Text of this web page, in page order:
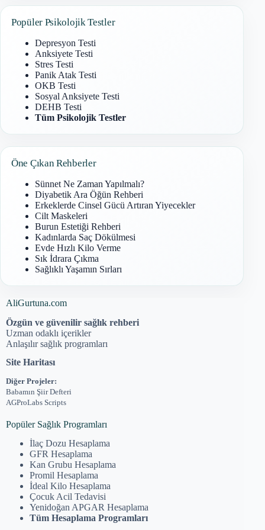
Popüler Psikolojik Testler
Depresyon Testi
Anksiyete Testi
Stres Testi
Panik Atak Testi
OKB Testi
Sosyal Anksiyete Testi
DEHB Testi
Tüm Psikolojik Testler
Öne Çıkan Rehberler
Sünnet Ne Zaman Yapılmalı?
Diyabetik Ara Öğün Rehberi
Erkeklerde Cinsel Gücü Artıran Yiyecekler
Cilt Maskeleri
Burun Estetiği Rehberi
Kadınlarda Saç Dökülmesi
Evde Hızlı Kilo Verme
Sık İdrara Çıkma
Sağlıklı Yaşamın Sırları
AliGurtuna.com
Özgün ve güvenilir sağlık rehberi
Uzman odaklı içerikler
Anlaşılır sağlık programları
Site Haritası
Diğer Projeler:
Babamın Şiir Defteri
AGProLabs Scripts
Popüler Sağlık Programları
İlaç Dozu Hesaplama
GFR Hesaplama
Kan Grubu Hesaplama
Promil Hesaplama
İdeal Kilo Hesaplama
Çocuk Acil Tedavisi
Yenidoğan APGAR Hesaplama
Tüm Hesaplama Programları